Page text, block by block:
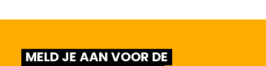
MELD JE AAN VOOR DE